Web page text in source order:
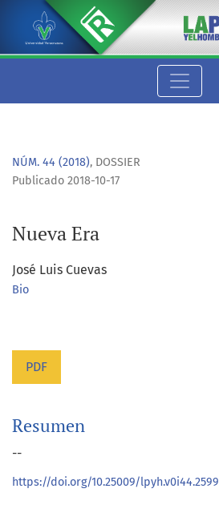
Nueva Era
NÚM. 44 (2018), DOSSIER
Nueva Era
Publicado 2018-10-17
José Luis Cuevas
Bio
PDF
Resumen
--
https://doi.org/10.25009/lpyh.v0i44.2599